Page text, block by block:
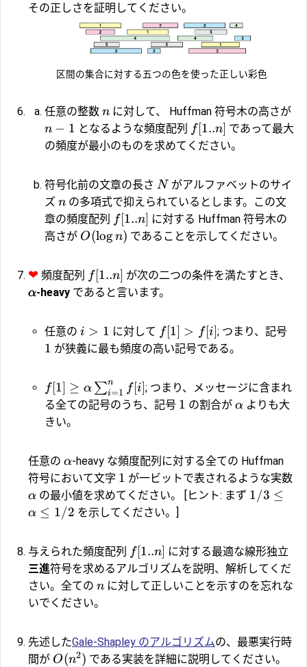
その正しさを証明してください。
区間の集合に対する五つの色を使った正しい彩色
任意の整数 n に対して、 Huffman 符号木の高さが
n − 1 となるような頻度配列 f[1..n] であって最大
の頻度が最小のものを求めてください。
符号化前の文章の長さ N がアルファベットのサイ
ズ n の多項式で抑えられているとします。この文
章の頻度配列
f [1..n] に対する Huffman 符号木の
高さが O(logn) であることを示してください。
❤ 頻度配列 f [1..n] が次の二つの条件を満たすとき、
α-heavy であると言います。
任意の i > 1 に対して f[1] > f[i]; つまり、記号
1 が狭義に最も頻度の高い記号である。
f [1] ≥ α ∑i=1
n f [i]; つまり、メッセージに含まれ
る全ての記号のうち、記号 1 の割合が α よりも大
きい。
任意の α-heavy な頻度配列に対する全ての Huffman
符号において文字 1 が一ビットで表されるような実数
α の最小値を求めてください。 [ヒント: まず 1/3 ≤
α ≤ 1/2 を示してください。]
与えられた頻度配列 f [1..n] に対する最適な線形独立
三進符号を求めるアルゴリズムを説明、解析してくだ
さい。全ての n に対して正しいことを示すのを忘れな
いでください。
先述したGale-Shapley のアルゴリズムの、最悪実行時
間が O(n2) である実装を詳細に説明してください。